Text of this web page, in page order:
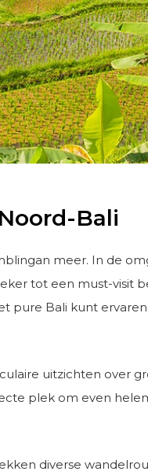
Bali
meer. In de
tot een must-visit
pure Bali kunt
uitzichten over
plek om even
diverse